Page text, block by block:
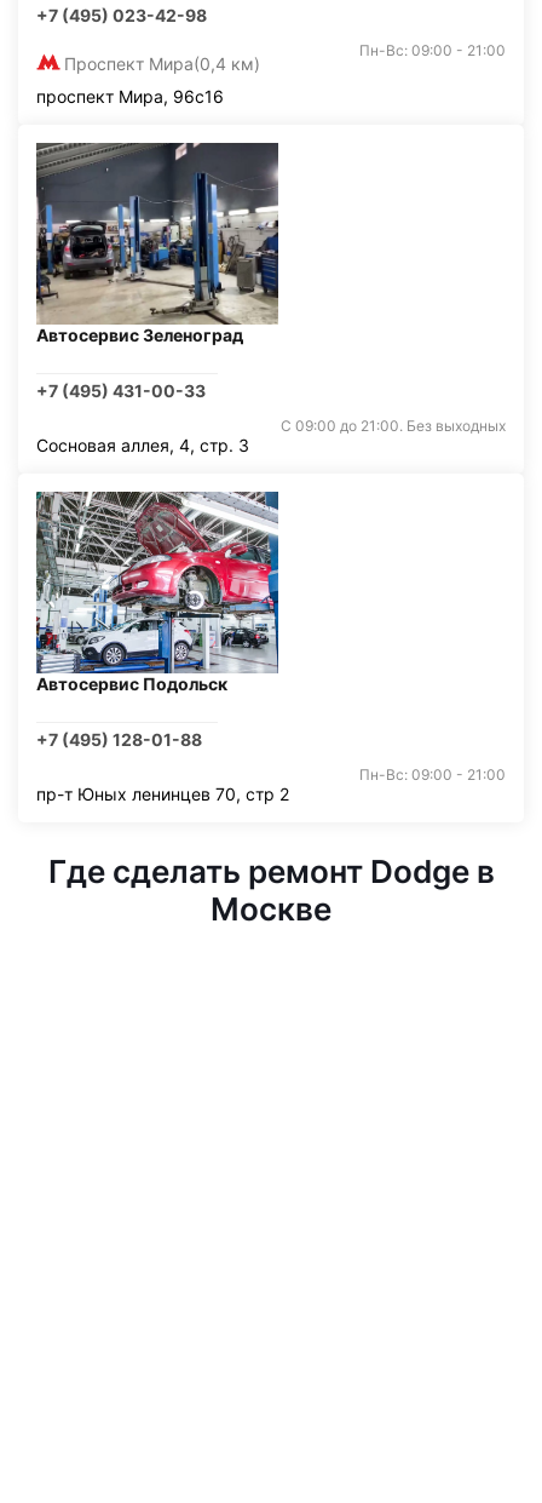
+7 (495) 023-42-98
Проспект Мира(0,4 км)
Пн-Вс: 09:00 - 21:00
проспект Мира, 96с16
Автосервис Зеленоград
+7 (495) 431-00-33
С 09:00 до 21:00. Без выходных
Сосновая аллея, 4, стр. 3
Автосервис Подольск
+7 (495) 128-01-88
Пн-Вс: 09:00 - 21:00
пр-т Юных ленинцев 70, стр 2
Где сделать ремонт Dodge в
Москве